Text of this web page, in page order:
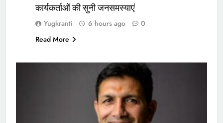
कार्यकर्ताओं की सुनी जनसमस्याएं
Yugkranti 6 hours ago
0
Read More